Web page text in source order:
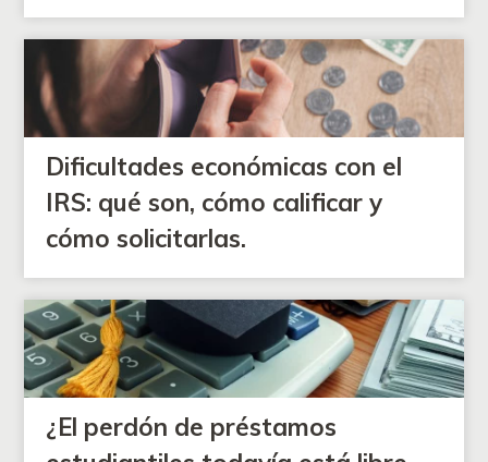
Dificultades económicas con el
IRS: qué son, cómo calificar y
cómo solicitarlas.
¿El perdón de préstamos